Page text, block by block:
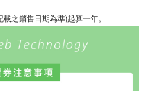
之銷售日期為準)起算一年。